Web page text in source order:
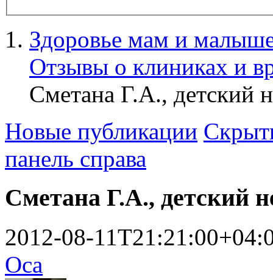
Здоровье мам и
Отзывы о клиниках и
Сметана Г.А., детский
Новые публикации
панель справа
Сметана Г.А., детский
2012-08-
Оса